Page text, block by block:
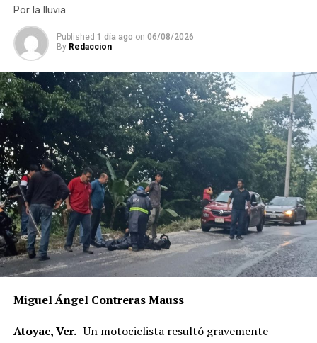
Por la lluvia
Published 1 día ago on 06/08/2026
By Redaccion
Miguel Ángel Contreras Mauss
Atoyac, Ver.-Un motociclista resultó gravemente